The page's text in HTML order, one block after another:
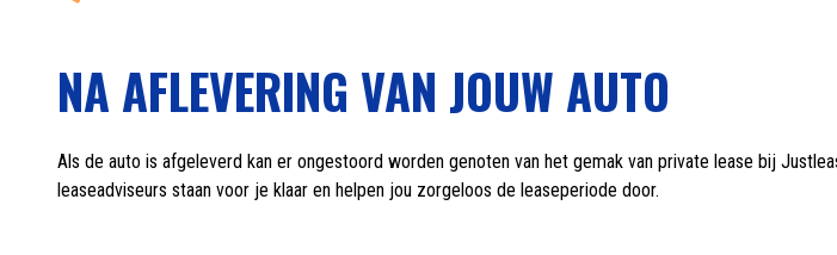
NA AFLEVERING VAN JOUW AUTO
Als de auto is afgeleverd kan er ongestoord worden genoten van het gemak van private lease bij
leaseadviseurs staan voor je klaar en helpen jou zorgeloos de leaseperiode door.